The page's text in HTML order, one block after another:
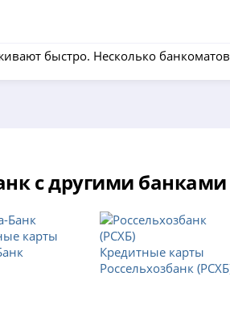
быстро. Несколько
с другими банками
карты
Кредитные карты
Россельхозбанк